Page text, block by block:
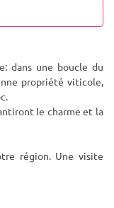
dans une boucle du
propriété viticole,
le charme et la
région. Une visite